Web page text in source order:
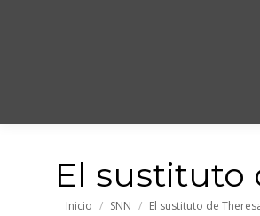
El sustituto
Estás aquí:
Inicio SNN El sustituto de